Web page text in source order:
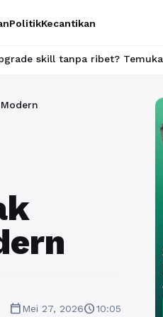
PolitikKecantikan
Temukan kelas seru dan
calendar_todayMei 27, 2026schedule10:05